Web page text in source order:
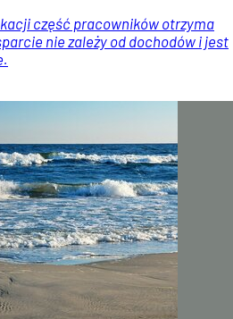
część pracowników otrzyma
nie zależy od dochodów i jest